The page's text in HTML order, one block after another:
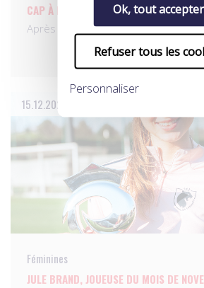
Ok, tout accepter
Refuser tous les
Personnaliser
CAP À NICE POUR LES RENCONTRES UNFP
Après avoir lancé son tour de
15.12.2025
Féminines
JULE BRAND, JOUEUSE DU MOIS DE